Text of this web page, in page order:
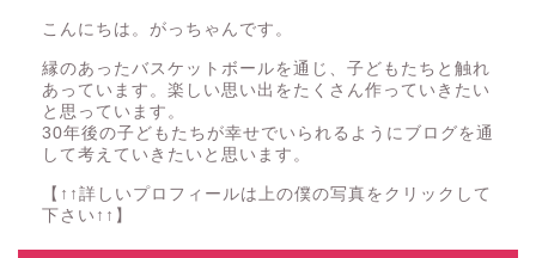
こんにちは。がっちゃんです。
縁のあったバスケットボールを通じ、子どもたちと触れ
あっています。楽しい思い出をたくさん作っていきたい
と思っています。
30年後の子どもたちが幸せでいられるようにブログを通
して考えていきたいと思います。
【↑↑詳しいプロフィールは上の僕の写真をクリックして
下さい↑↑】